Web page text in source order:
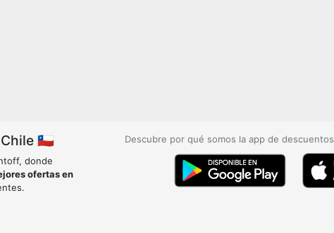
🇨🇱
donde
ofertas en
Descubre por qué somos la app de descuentos